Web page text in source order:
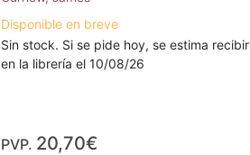
Disponible en breve
Sin stock. Si se pide hoy, se estima recibir
en la librería el 10/08/26
PVP. 20,70€